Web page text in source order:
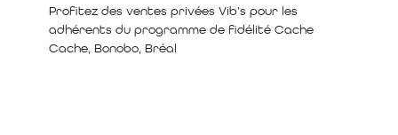
Profitez des ventes privées Vib’s pour les
adhérents du programme de fidélité Cache
Cache, Bonobo, Bréal